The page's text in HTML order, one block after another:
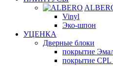
Vinyl
Эко-шпон
УЦЕНКА
Дверные блоки
покрытие
покрытие